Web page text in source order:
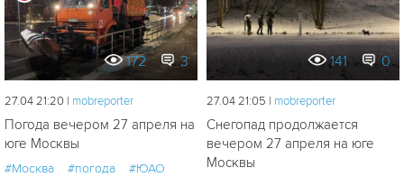
172 3
27.04 21:20 | mobreporter
Погода вечером 27 апреля на
юге Москвы
#Москва #погода #ЮАО
141 0
27.04 21:05 | mobreporter
Снегопад продолжается
вечером 27 апреля на юге
Москвы